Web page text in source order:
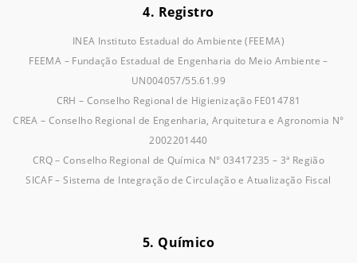
4. Registro
INEA Instituto Estadual do Ambiente (FEEMA)
FEEMA – Fundação Estadual de Engenharia do Meio Ambiente –
UN004057/55.61.99
CRH – Conselho Regional de Higienização FE014781
CREA – Conselho Regional de Engenharia, Arquitetura e Agronomia N°
2002201440
CRQ – Conselho Regional de Química N° 03417235 – 3ª Região
SICAF – Sistema de Integração de Circulação e Atualização Fiscal
5. Químico